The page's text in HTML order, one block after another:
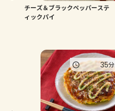
お買い物
チーズ＆ブラックペッパーステ
ィックパイ
35分